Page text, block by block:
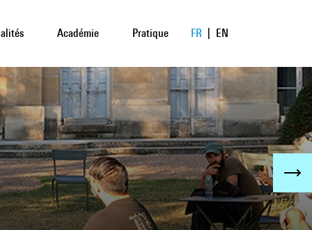
Académie Pratique FR EN